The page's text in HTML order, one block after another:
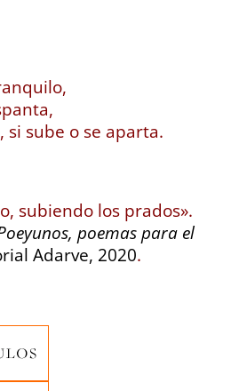
si sube o se aparta.
subiendo los prados».
poemas para el
Adarve, 2020.